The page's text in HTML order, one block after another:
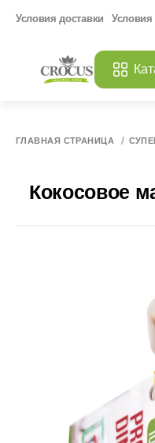
Условия доставки Условия
ГЛАВНАЯ СТРАНИЦА
Кокосовое